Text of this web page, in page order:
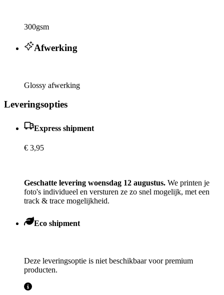
300gsm
Afwerking
Glossy afwerking
Leveringsopties
Express shipment
€ 3,95
Geschatte levering woensdag 12 augustus. We printen je
foto's individueel en versturen ze zo snel mogelijk, met een
track & trace mogelijkheid.
Eco shipment
Deze leveringsoptie is niet beschikbaar voor premium
producten.